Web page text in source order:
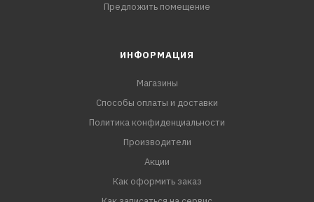
Предложить помещение
ИНФОРМАЦИЯ
Магазины
Способы оплаты и доставки
Политика конфиденциальности
Производители
Акции
Как оформить заказ